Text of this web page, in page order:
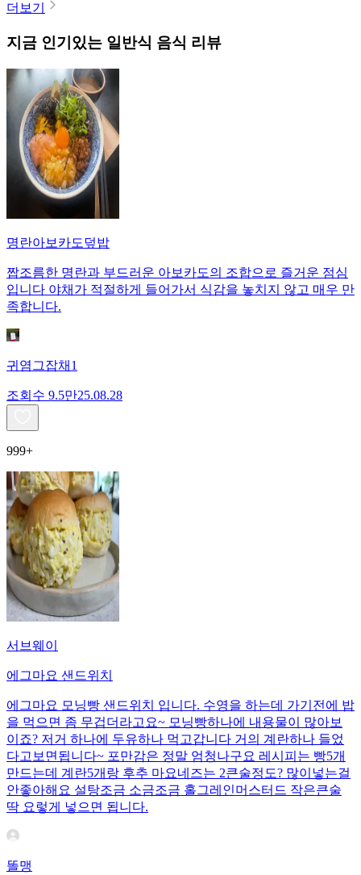
더보기
지금 인기있는 일반식 음식 리뷰
명란아보카도덮밥
짭조름한 명란과 부드러운 아보카도의 조합으로 즐거운 점심
입니다 야채가 적절하게 들어가서 식감을 놓치지 않고 매우 만
족합니다.
귀염그잡채1
조회수 9.5만25.08.28
999+
서브웨이
에그마요 샌드위치
에그마요 모닝빵 샌드위치 입니다. 수영을 하는데 가기전에 밥
을 먹으면 좀 무겁더라고요~ 모닝빵하나에 내용물이 많아보
이죠? 저거 하나에 두유하나 먹고갑니다 거의 계란하나 들었
다고보면됩니다~ 포만감은 정말 엄청나구요 레시피는 빵5개
만드는데 계란5개랑 후추 마요네즈는 2큰술정도? 많이넣는걸
안좋아해요 설탕조금 소금조금 홀그레인머스터드 작은큰술
딱 요렇게 넣으면 됩니다.
똘맹